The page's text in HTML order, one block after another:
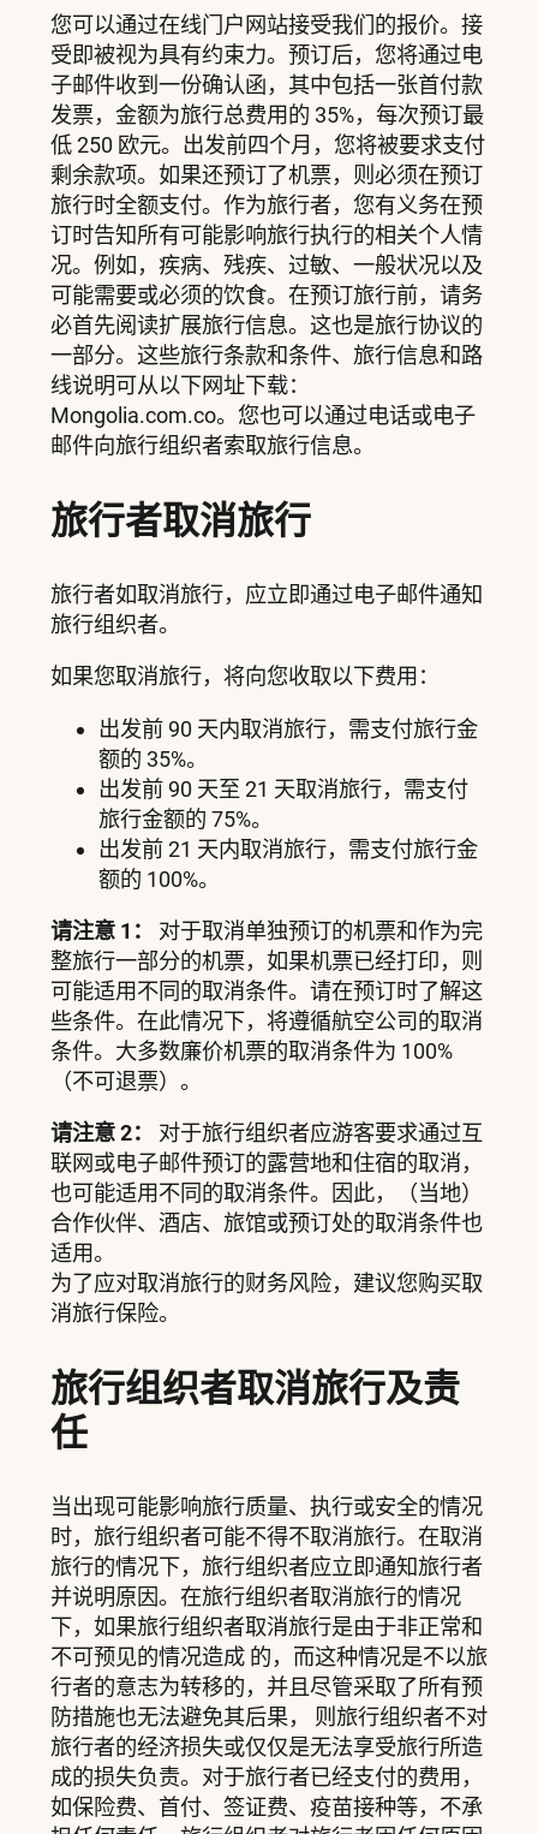
您可以通过在线门户网站接受我们的报价。接
受即被视为具有约束力。预订后，您将通过电
子邮件收到一份确认函，其中包括一张首付款
发票，金额为旅行总费用的 35%，每次预订最
低 250 欧元。出发前四个月，您将被要求支付
剩余款项。如果还预订了机票，则必须在预订
旅行时全额支付。作为旅行者，您有义务在预
订时告知所有可能影响旅行执行的相关个人情
况。例如，疾病、残疾、过敏、一般状况以及
可能需要或必须的饮食。在预订旅行前，请务
必首先阅读扩展旅行信息。这也是旅行协议的
一部分。这些旅行条款和条件、旅行信息和路
线说明可从以下网址下载：
Mongolia.com.co。您也可以通过电话或电子
邮件向旅行组织者索取旅行信息。
旅行者取消旅行
旅行者如取消旅行，应立即通过电子邮件通知
旅行组织者。
如果您取消旅行，将向您收取以下费用：
出发前 90 天内取消旅行，需支付旅行金
额的 35%。
出发前 90 天至 21 天取消旅行，需支付
旅行金额的 75%。
出发前 21 天内取消旅行，需支付旅行金
额的 100%。
请注意 1：
对于取消单独预订的机票和作为完
整旅行一部分的机票，如果机票已经打印，则
可能适用不同的取消条件。请在预订时了解这
些条件。在此情况下，将遵循航空公司的取消
条件。大多数廉价机票的取消条件为 100%
（不可退票）。
请注意 2：
对于旅行组织者应游客要求通过互
联网或电子邮件预订的露营地和住宿的取消，
也可能适用不同的取消条件。因此，（当地）
合作伙伴、酒店、旅馆或预订处的取消条件也
适用。
为了应对取消旅行的财务风险，建议您购买取
消旅行保险。
旅行组织者取消旅行及责
任
当出现可能影响旅行质量、执行或安全的情况
时，旅行组织者可能不得不取消旅行。在取消
旅行的情况下，旅行组织者应立即通知旅行者
并说明原因。在旅行组织者取消旅行的情况
下，如果旅行组织者取消旅行是由于非正常和
不可预见的情况造成 的，而这种情况是不以旅
行者的意志为转移的，并且尽管采取了所有预
防措施也无法避免其后果， 则旅行组织者不对
旅行者的经济损失或仅仅是无法享受旅行所造
成的损失负责。对于旅行者已经支付的费用，
如保险费、首付、签证费、疫苗接种等，不承